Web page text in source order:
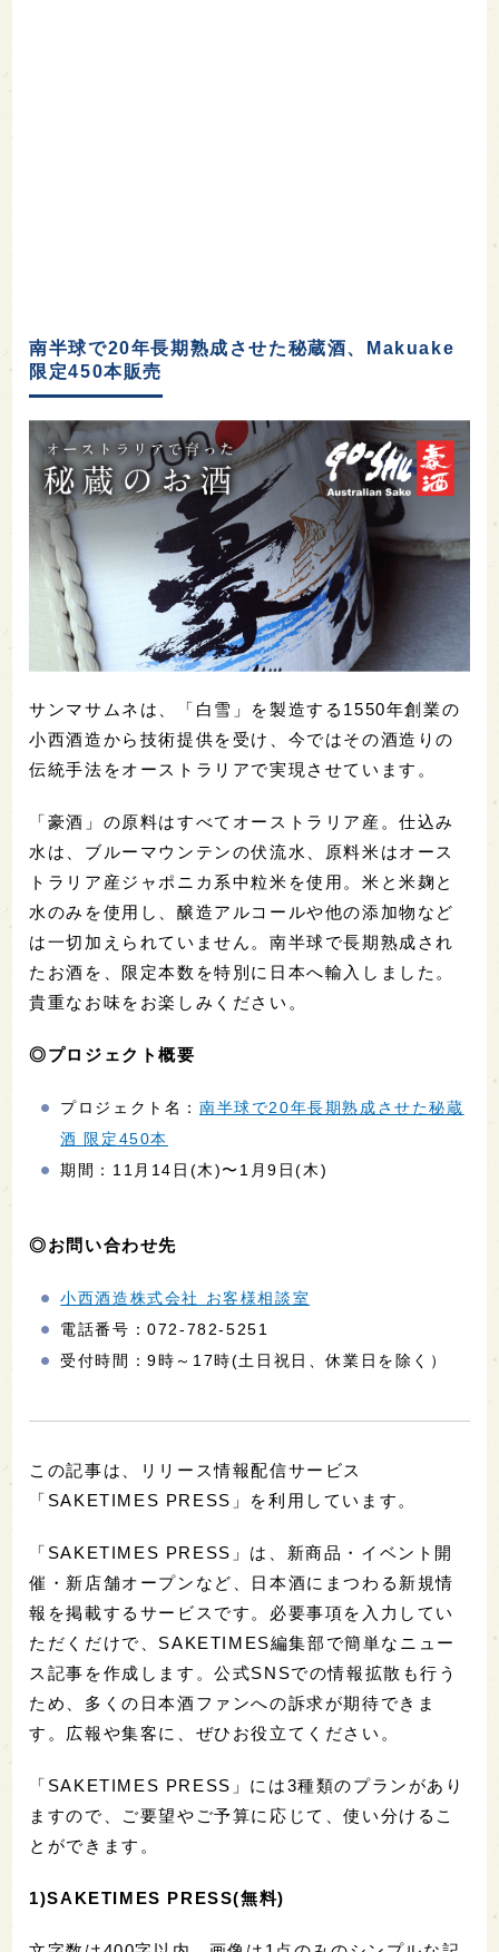
南半球で20年長期熟成させた秘蔵酒、Makuake
限定450本販売
サンマサムネは、「白雪」を製造する1550年創業の
小西酒造から技術提供を受け、今ではその酒造りの
伝統手法をオーストラリアで実現させています。
「豪酒」の原料はすべてオーストラリア産。仕込み
水は、ブルーマウンテンの伏流水、原料米はオース
トラリア産ジャポニカ系中粒米を使用。米と米麹と
水のみを使用し、醸造アルコールや他の添加物など
は一切加えられていません。南半球で長期熟成され
たお酒を、限定本数を特別に日本へ輸入しました。
貴重なお味をお楽しみください。
◎プロジェクト概要
プロジェクト名：南半球で20年長期熟成させた秘蔵
酒 限定450本
期間：11月14日(木)〜1月9日(木)
◎お問い合わせ先
小西酒造株式会社 お客様相談室
電話番号：072-782-5251
受付時間：9時～17時(土日祝日、休業日を除く）
この記事は、リリース情報配信サービス
「SAKETIMES PRESS」を利用しています。
「SAKETIMES PRESS」は、新商品・イベント開
催・新店舗オープンなど、日本酒にまつわる新規情
報を掲載するサービスです。必要事項を入力してい
ただくだけで、SAKETIMES編集部で簡単なニュー
ス記事を作成します。公式SNSでの情報拡散も行う
ため、多くの日本酒ファンへの訴求が期待できま
す。広報や集客に、ぜひお役立てください。
「SAKETIMES PRESS」には3種類のプランがあり
ますので、ご要望やご予算に応じて、使い分けるこ
とができます。
1)SAKETIMES PRESS(無料)